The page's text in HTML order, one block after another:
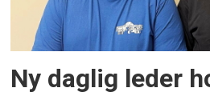
Ny daglig leder